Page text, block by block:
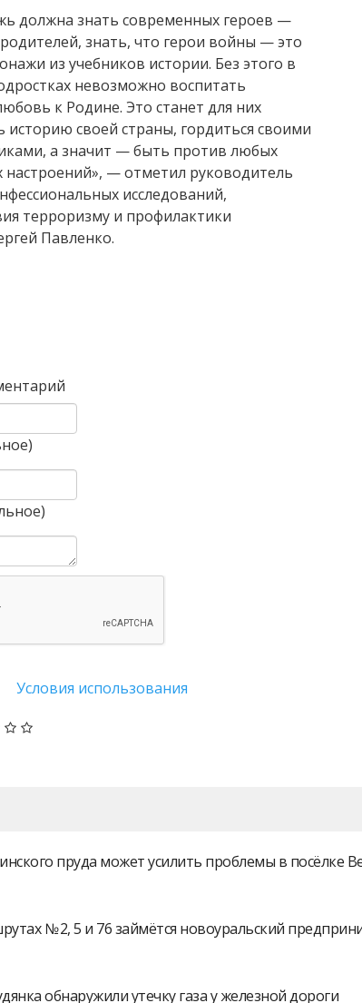
должна знать современных героев —
знать, что герои войны — это
из учебников истории. Без этого в
невозможно воспитать
к Родине. Это станет для них
историю своей страны, гордиться своими
а значит — быть против любых
настроений», — отметил руководитель
исследований,
терроризму и профилактики
Павленко.
Условия использования
пруда может усилить проблемы в посёлке
№ 2, 5 и 76 займётся новоуральский
обнаружили утечку газа у железной дороги